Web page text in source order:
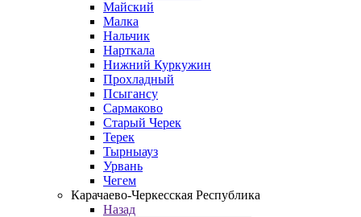
Майский
Малка
Нальчик
Нарткала
Нижний Куркужин
Прохладный
Псыгансу
Сармаково
Старый Черек
Терек
Тырныауз
Урвань
Чегем
Карачаево-Черкесская Республика
Назад